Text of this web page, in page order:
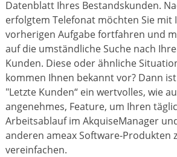
Datenblatt Ihres Bestandskunden.
erfolgtem Telefonat möchten Sie mit
vorherigen Aufgabe fortfahren und
auf die umständliche Suche nach
Kunden. Diese oder ähnliche
kommen Ihnen bekannt vor? Dann
"Letzte Kunden“ ein wertvolles, wie
angenehmes, Feature, um Ihren
Arbeitsablauf im AkquiseManager
anderen ameax Software-Produkten
vereinfachen.